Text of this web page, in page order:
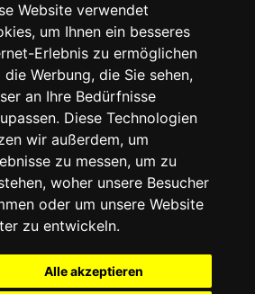
Website verwendet
um Ihnen ein besseres
Erlebnis zu ermöglichen
die Werbung, die Sie sehen,
an Ihre Bedürfnisse
Diese Technologien
wir außerdem, um
zu messen, um zu
woher unsere Besucher
oder um unsere Website
zu entwickeln.
Alle akzeptieren
2025/26